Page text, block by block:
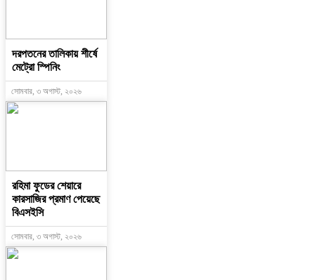
দরপতনের তালিকায় শীর্ষে
মেট্রো স্পিনিং
সোমবার, ৩ অগাস্ট, ২০২৬
রহিমা ফুডের শেয়ারে
কারসাজির প্রমাণ পেয়েছে
বিএসইসি
সোমবার, ৩ অগাস্ট, ২০২৬